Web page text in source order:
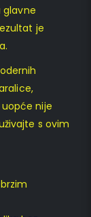
glavne
je
nije
s ovim